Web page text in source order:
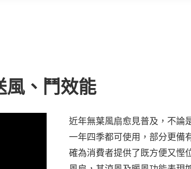
風、鬥效能
近年無葉風扇愈見普及，不論
一年四季都可使用，部分更備
確為消費者提供了既方便又慳